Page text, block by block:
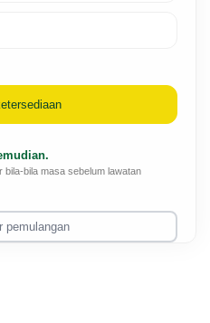
bila masa sebelum lawatan
pemulangan